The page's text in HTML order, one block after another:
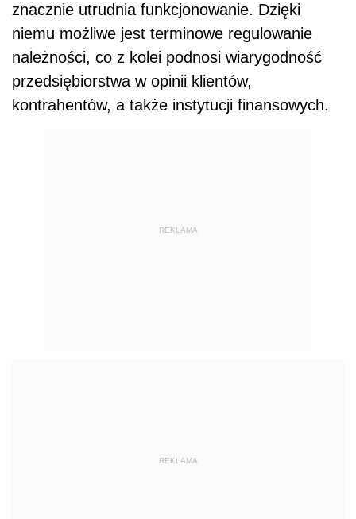
znacznie utrudnia funkcjonowanie. Dzięki
niemu możliwe jest terminowe regulowanie
należności, co z kolei podnosi wiarygodność
przedsiębiorstwa w opinii klientów,
kontrahentów, a także instytucji finansowych.
REKLAMA
REKLAMA